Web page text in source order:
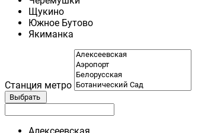
Щукино
Южное Бутово
Якиманка
Станция метро
Выбрать